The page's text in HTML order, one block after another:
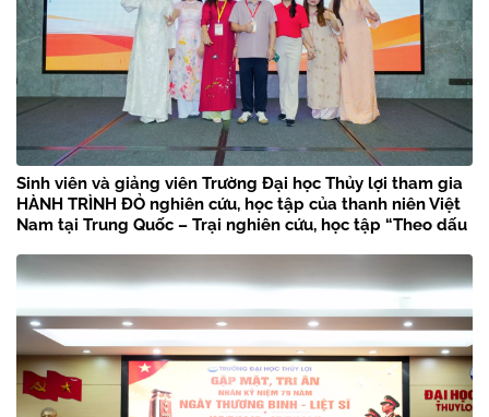
Sinh viên và giảng viên Trường Đại học Thủy lợi tham gia
HÀNH TRÌNH ĐỎ nghiên cứu, học tập của thanh niên Việt
Nam tại Trung Quốc – Trại nghiên cứu, học tập “Theo dấu